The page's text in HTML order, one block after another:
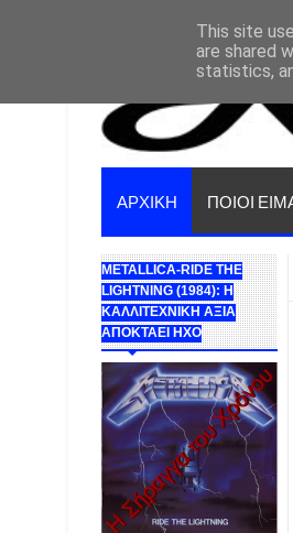
ΑΡΧΙΚΗ ΠΟΙΟΙ
METALLICA-RIDE THE
LIGHTNING (1984): Η
ΚΑΛΛΙΤΕΧΝΙΚΗ ΑΞΙΑ
ΑΠΟΚΤΑΕΙ ΗΧΟ
This site
are shared
statistics,